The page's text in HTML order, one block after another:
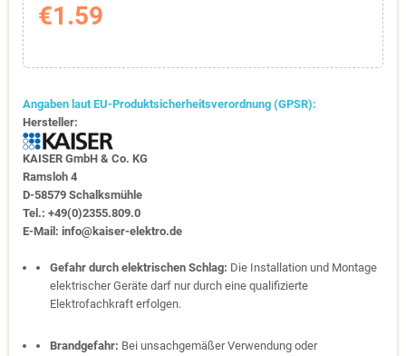
€1.59
Angaben laut EU-Produktsicherheitsverordnung (GPSR):
Hersteller:
KAISER GmbH & Co. KG
Ramsloh 4
D-58579 Schalksmühle
Tel.: +49(0)2355.809.0
E-Mail: info@kaiser-elektro.de
Gefahr durch elektrischen Schlag: Die Installation und Montage
elektrischer Geräte darf nur durch eine qualifizierte
Elektrofachkraft erfolgen.
Brandgefahr: Bei unsachgemäßer Verwendung oder